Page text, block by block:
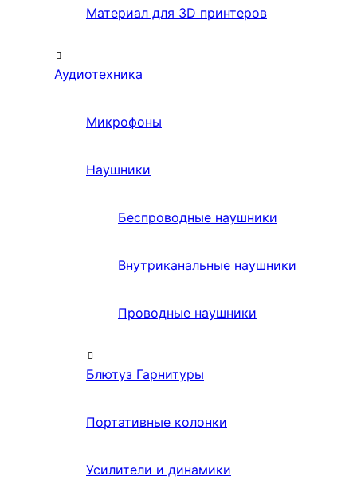
Материал для 3D принтеров
Аудиотехника
Микрофоны
Наушники
Беспроводные наушники
Внутриканальные наушники
Проводные наушники
Блютуз Гарнитуры
Портативные колонки
Усилители и динамики